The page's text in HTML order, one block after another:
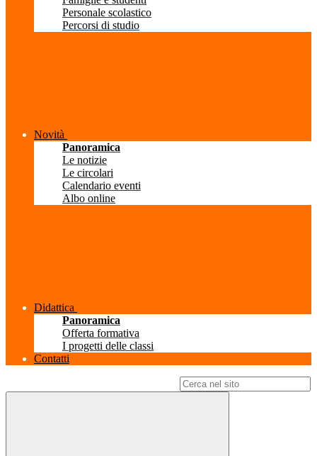
Personale scolastico
Percorsi di studio
Novità
Panoramica
Le notizie
Le circolari
Calendario eventi
Albo online
Didattica
Panoramica
Offerta formativa
I progetti delle classi
Contatti